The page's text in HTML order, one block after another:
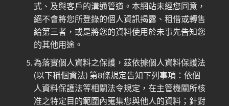
式、及與客戶的溝通管道。本網站未經您同意，
絕不會將您所登錄的個人資訊揭露、租借或轉售
給第三者，或是將您的資料使用於未事先告知您
的其他用途。
為落實個人資料之保護，茲依據個人資料保護法
(以下稱個資法) 第8條規定告知下列事項：依個
人資料保護法等相關法令規定，在主管機關所核
准之特定目的範圍內蒐集您與他人的資料；針對